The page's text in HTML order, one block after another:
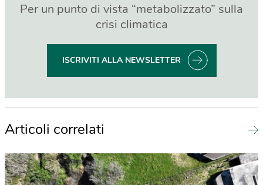
Per un punto di vista “metabolizzato” sulla
crisi climatica
ISCRIVITI ALLA NEWSLETTER
Articoli correlati